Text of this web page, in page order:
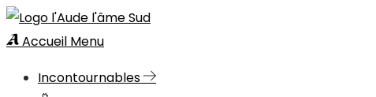
Accueil Menu
Incontournables